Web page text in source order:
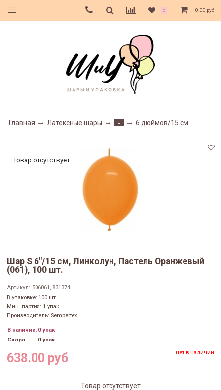
0 0.00 руб
Главная Латексные шары - 6 дюймов/15 см
Товар отсутствует
Шар S 6"/15 см, Линколун, Пастель Оранжевый
(061), 100 шт.
Артикул: 506061, 831374
В упаковке: 100 шт.
Мин. партия: 1 упак
Производитель: Sempertex
В наличии: 0 упак
Скоро:
0 упак
638.00 руб нет в наличии
Товар отсутствует